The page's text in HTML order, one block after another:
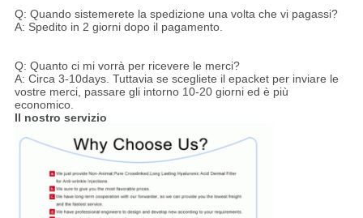
Q: Quando sistemerete la spedizione una volta che vi pagassi?
A: Spedito in 2 giorni dopo il pagamento.
Q: Quanto ci mi vorrà per ricevere le merci?
A: Circa 3-10days. Tuttavia se scegliete il epacket per inviare le
vostre merci, passare gli intorno 10-20 giorni ed è più
economico.
Il nostro servizio